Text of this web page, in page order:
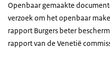
Openbaar gemaakte
verzoek om het openbaar
rapport Burgers beter
rapport van de Venetië